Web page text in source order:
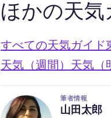
ほかの天気
すべての天気ガイド
天気（週間） 天気（
筆者情報
山田太郎